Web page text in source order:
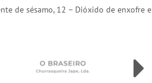
de sésamo, 12 – Dióxido de enxofre e